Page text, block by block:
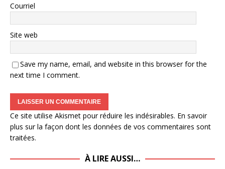
Courriel
Site web
Save my name, email, and website in this browser for the
next time I comment.
Ce site utilise Akismet pour réduire les indésirables. En savoir
plus sur la façon dont les données de vos commentaires sont
traitées.
À LIRE AUSSI…